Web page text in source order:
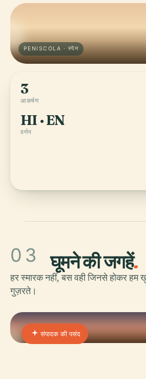
PENISCOLA · स्पेन
3
आकर्षण
HI · EN
वर्णन
03 घूमने की जगहें.
हर स्मारक नहीं, बस वही जिनसे होकर
गुज़रते।
संपादक की पसंद